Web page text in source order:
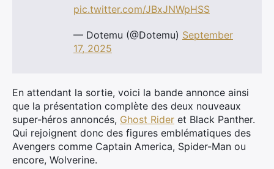
pic.twitter.com/JBxJNWpHSS
— Dotemu (@Dotemu) September
17, 2025
En attendant la sortie, voici la bande annonce ainsi
que la présentation complète des deux nouveaux
super-héros annoncés, Ghost Rider et Black Panther.
Qui rejoignent donc des figures emblématiques des
Avengers comme Captain America, Spider-Man ou
encore, Wolverine.